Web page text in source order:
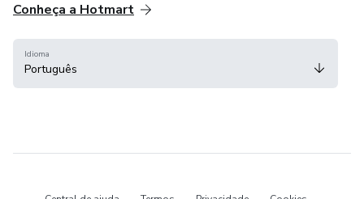
Conheça a Hotmart
Idioma
Português